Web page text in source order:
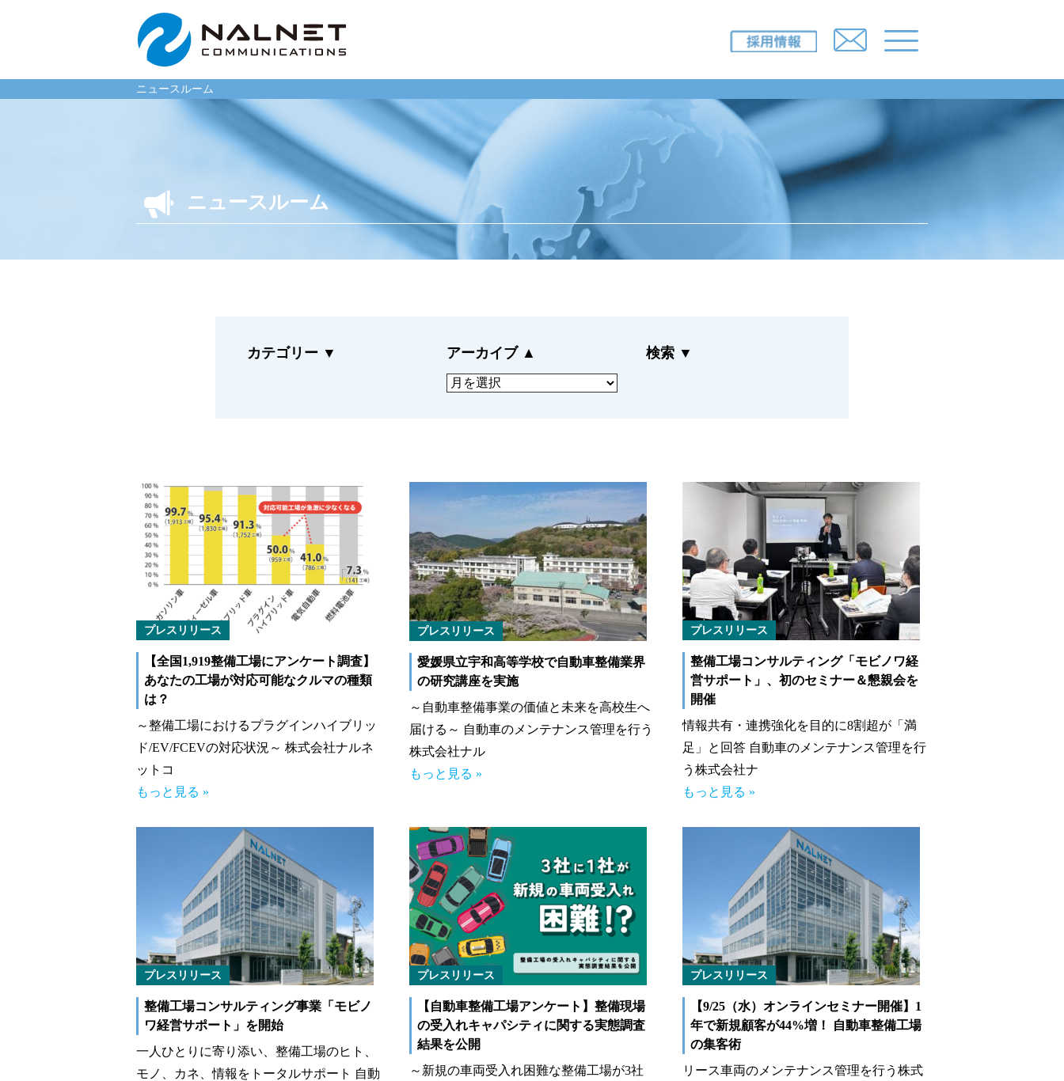
ニュースルーム
ニュースルーム
カテゴリー ▼ アーカイブ ▲ 検索 ▼
プレスリリース
【全国1,919整備工場にアンケート調査】
あなたの工場が対応可能なクルマの種類
は？
～整備工場におけるプラグインハイブリッ
ド/EV/FCEVの対応状況～ 株式会社ナルネ
ットコ
もっと見る »
プレスリリース
愛媛県立宇和高等学校で自動車整備業界
の研究講座を実施
～自動車整備事業の価値と未来を高校生へ
届ける～ 自動車のメンテナンス管理を行う
株式会社ナル
もっと見る »
プレスリリース
整備工場コンサルティング「モビノワ経
営サポート」、初のセミナー＆懇親会を
開催
情報共有・連携強化を目的に8割超が「満
足」と回答 自動車のメンテナンス管理を行
う株式会社ナ
もっと見る »
プレスリリース
整備工場コンサルティング事業「モビノ
ワ経営サポート」を開始
一人ひとりに寄り添い、整備工場のヒト、
モノ、カネ、情報をトータルサポート 自動
プレスリリース
【自動車整備工場アンケート】整備現場
の受入れキャパシティに関する実態調査
結果を公開
～新規の車両受入れ困難な整備工場が3社
プレスリリース
【9/25（水）オンラインセミナー開催】1
年で新規顧客が44%増！ 自動車整備工場
の集客術
リース車両のメンテナンス管理を行う株式
リース会社のお客様
自動車メンテナンス受託
(MJS)
福祉車両メンテナンス
一般企業のお客様
自動車メンテナンス受託
(NMS)
緊急ロードサービス
整備工場のお客様
整備業務提携
momoCan
モビノワ
企業情報
ご挨拶
企業概要
IR情報
採用情報